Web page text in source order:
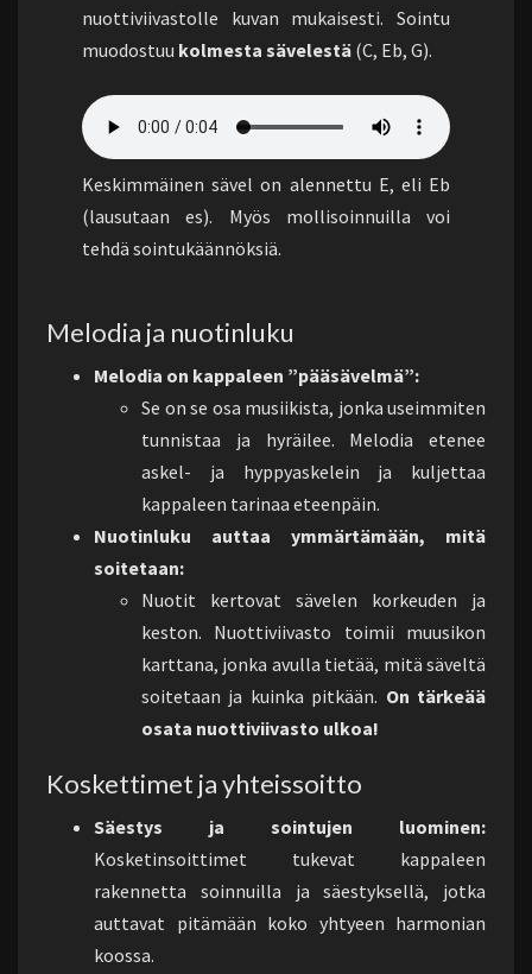
nuottiviivastolle kuvan mukaisesti. Sointu
muodostuu kolmesta sävelestä(C, Eb, G).
Keskimmäinen sävel on alennettu E, eli Eb
(lausutaan es). Myös mollisoinnuilla voi
tehdä sointukäännöksiä.
Melodia ja nuotinluku
Melodia on kappaleen ”pääsävelmä”:
Se on se osa musiikista, jonka useimmiten
tunnistaa ja hyräilee. Melodia etenee
askel- ja hyppyaskelein ja kuljettaa
kappaleen tarinaa eteenpäin.
Nuotinluku auttaa ymmärtämään, mitä
soitetaan:
Nuotit kertovat sävelen korkeuden ja
keston. Nuottiviivasto toimii muusikon
karttana, jonka avulla tietää, mitä säveltä
soitetaan ja kuinka pitkään. On tärkeää
osata nuottiviivasto ulkoa!
Koskettimet ja yhteissoitto
Säestys ja sointujen luominen:
Kosketinsoittimet tukevat kappaleen
rakennetta soinnuilla ja säestyksellä, jotka
auttavat pitämään koko yhtyeen harmonian
koossa.